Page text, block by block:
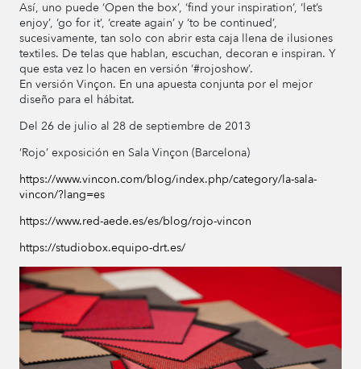
Así, uno puede ‘Open the box’, ‘find your inspiration’, ‘let’s
enjoy’, ‘go for it’, ‘create again’ y ‘to be continued’,
sucesivamente, tan solo con abrir esta caja llena de ilusiones
textiles. De telas que hablan, escuchan, decoran e inspiran. Y
que esta vez lo hacen en versión ‘#rojoshow’.
En versión Vinçon. En una apuesta conjunta por el mejor
diseño para el hábitat.
Del 26 de julio al 28 de septiembre de 2013
‘Rojo’ exposición en Sala Vinçon (Barcelona)
https://www.vincon.com/blog/index.php/category/la-sala-
vincon/?lang=es
https://www.red-aede.es/es/blog/rojo-vincon
https://studiobox.equipo-drt.es/